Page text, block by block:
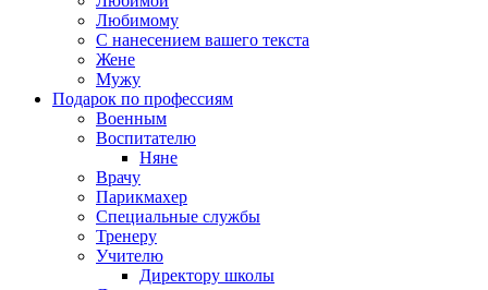
Любимому
С нанесением вашего текста
Жене
Мужу
Подарок по профессиям
Военным
Воспитателю
Няне
Врачу
Парикмахер
Специальные службы
Тренеру
Учителю
Директору школы